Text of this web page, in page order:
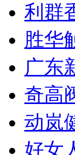
利群
胜华
广东
奇高
动岚
好女